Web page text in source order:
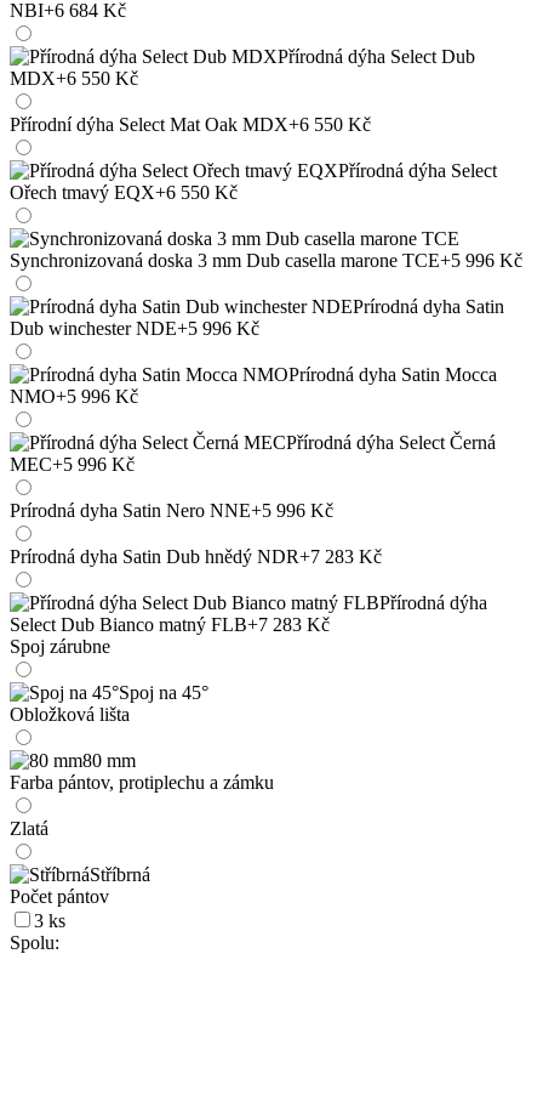
NBI+6 684 Kč
Přírodná dýha Select Dub
MDX+6 550 Kč
Přírodní dýha Select Mat Oak MDX+6 550 Kč
Přírodná dýha Select
Ořech tmavý EQX+6 550 Kč
Synchronizovaná doska 3 mm Dub casella marone TCE+5 996 Kč
Prírodná dyha Satin
Dub winchester NDE+5 996 Kč
Prírodná dyha Satin Mocca
NMO+5 996 Kč
Přírodná dýha Select Černá
MEC+5 996 Kč
Prírodná dyha Satin Nero NNE+5 996 Kč
Prírodná dyha Satin Dub hnědý NDR+7 283 Kč
Přírodná dýha
Select Dub Bianco matný FLB+7 283 Kč
Spoj zárubne
Spoj na 45°
Obložková lišta
80 mm
Farba pántov, protiplechu a zámku
Zlatá
Stříbrná
Počet pántov
3 ks
Spolu: